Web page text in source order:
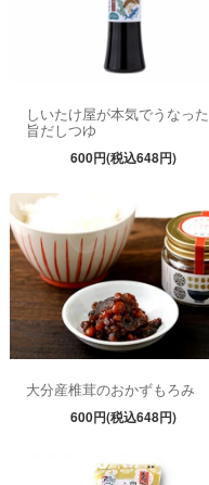
しいたけ屋が本気でうなった
旨だしつゆ
600円(税込648円)
大分産椎茸のおかずもろみ
600円(税込648円)